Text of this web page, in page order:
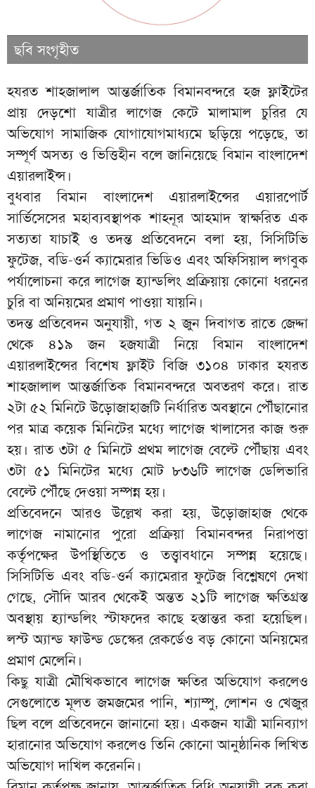
ছবি সংগৃহীত
হযরত শাহজালাল আন্তর্জাতিক বিমানবন্দরে হজ ফ্লাইটের
প্রায় দেড়শো যাত্রীর লাগেজ কেটে মালামাল চুরির যে
অভিযোগ সামাজিক যোগাযোগমাধ্যমে ছড়িয়ে পড়েছে, তা
সম্পূর্ণ অসত্য ও ভিত্তিহীন বলে জানিয়েছে বিমান বাংলাদেশ
এয়ারলাইন্স।
বুধবার বিমান বাংলাদেশ এয়ারলাইন্সের এয়ারপোর্ট
সার্ভিসেসের মহাব্যবস্থাপক শাহনূর আহমাদ স্বাক্ষরিত এক
সত্যতা যাচাই ও তদন্ত প্রতিবেদনে বলা হয়, সিসিটিভি
ফুটেজ, বডি-ওর্ন ক্যামেরার ভিডিও এবং অফিসিয়াল লগবুক
পর্যালোচনা করে লাগেজ হ্যান্ডলিং প্রক্রিয়ায় কোনো ধরনের
চুরি বা অনিয়মের প্রমাণ পাওয়া যায়নি।
তদন্ত প্রতিবেদন অনুযায়ী, গত ২ জুন দিবাগত রাতে জেদ্দা
থেকে ৪১৯ জন হজযাত্রী নিয়ে বিমান বাংলাদেশ
এয়ারলাইন্সের বিশেষ ফ্লাইট বিজি ৩১০৪ ঢাকার হযরত
শাহজালাল আন্তর্জাতিক বিমানবন্দরে অবতরণ করে। রাত
২টা ৫২ মিনিটে উড়োজাহাজটি নির্ধারিত অবস্থানে পৌঁছানোর
পর মাত্র কয়েক মিনিটের মধ্যে লাগেজ খালাসের কাজ শুরু
হয়। রাত ৩টা ৫ মিনিটে প্রথম লাগেজ বেল্টে পৌঁছায় এবং
৩টা ৫১ মিনিটের মধ্যে মোট ৮৩৬টি লাগেজ ডেলিভারি
বেল্টে পৌঁছে দেওয়া সম্পন্ন হয়।
প্রতিবেদনে আরও উল্লেখ করা হয়, উড়োজাহাজ থেকে
লাগেজ নামানোর পুরো প্রক্রিয়া বিমানবন্দর নিরাপত্তা
কর্তৃপক্ষের উপস্থিতিতে ও তত্ত্বাবধানে সম্পন্ন হয়েছে।
সিসিটিভি এবং বডি-ওর্ন ক্যামেরার ফুটেজ বিশ্লেষণে দেখা
গেছে, সৌদি আরব থেকেই অন্তত ২১টি লাগেজ ক্ষতিগ্রস্ত
অবস্থায় হ্যান্ডলিং স্টাফদের কাছে হস্তান্তর করা হয়েছিল।
লস্ট অ্যান্ড ফাউন্ড ডেস্কের রেকর্ডেও বড় কোনো অনিয়মের
প্রমাণ মেলেনি।
কিছু যাত্রী মৌখিকভাবে লাগেজ ক্ষতির অভিযোগ করলেও
সেগুলোতে মূলত জমজমের পানি, শ্যাম্পু, লোশন ও খেজুর
ছিল বলে প্রতিবেদনে জানানো হয়। একজন যাত্রী মানিব্যাগ
হারানোর অভিযোগ করলেও তিনি কোনো আনুষ্ঠানিক লিখিত
অভিযোগ দাখিল করেননি।